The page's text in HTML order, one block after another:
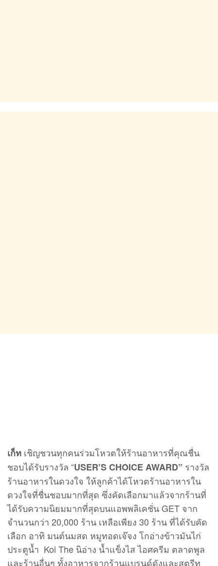
เก็ท เชิญชวนทุกคนร่วมโหวตให้ร้านอาหารที่คุณชื่น
ชอบได้รับรางวัล “USER’S CHOICE AWARD” รางวัล
ร้านอาหารในดวงใจ ให้ลูกค้าได้โหวตร้านอาหารใน
ดวงใจที่ชื่นชอบมากที่สุด ซึ่งคัดเลือกมาแล้วจากร้านที่
ได้รับความนิยมมากที่สุดบนแอพพลิเคชั่น GET จาก
จำนวนกว่า 20,000 ร้าน เหลือเพียง 30 ร้าน ที่ได้รับคัด
เลือก อาทิ มนต์นมสด หมูทอดเจ๊จง โกอ่างข้าวมันไก่
ประตูน้ำ Koi The นิอ่าง น้ำแข็งไส ไอศครีม ตลาดพูล
และร้านอื่นๆ ทั้งอาหารจากร้านแบรนด์ดังและสตรีท